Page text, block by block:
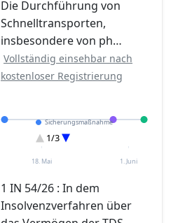
Die Durchführung von
Schnelltransporten,
insbesondere von ph…
Vollständig einsehbar nach
kostenloser Registrierung
Sicherungsmaßnahme
Eröffnung
Sonstiges
1/3
18. Mai 1. Juni
1 IN 54/26 : In dem
Insolvenzverfahren über